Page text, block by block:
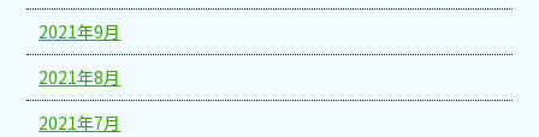
2021年9月
2021年8月
2021年7月